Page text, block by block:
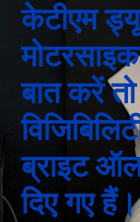
केटीएम
बात करें
ब्राइट
दिए गए हैं।